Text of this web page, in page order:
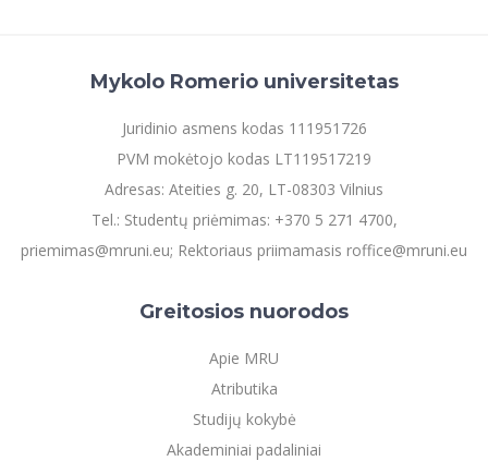
Mykolo Romerio universitetas
Juridinio asmens kodas 111951726
PVM mokėtojo kodas LT119517219
Adresas: Ateities g. 20, LT-08303 Vilnius
Tel.: Studentų priėmimas: +370 5 271 4700,
priemimas@mruni.eu; Rektoriaus priimamasis roffice@mruni.eu
Greitosios nuorodos
Apie MRU
Atributika
Studijų kokybė
Akademiniai padaliniai